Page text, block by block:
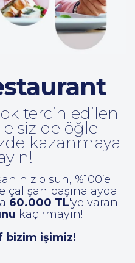
tercih edilen
siz de öğle
kazanmaya
olsun, %100’e
çalışan başına ayda
60.000 TL'ye varan
kaçırmayın!
bizim işimiz!